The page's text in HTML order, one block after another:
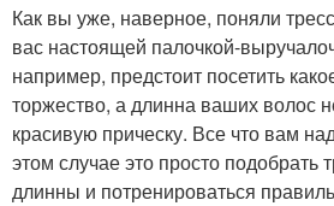
Как вы уже, наверное, поняли
вас настоящей палочкой-
например, предстоит посетить
торжество, а длинна ваших волос
красивую прическу. Все что вам
этом случае это просто подобрать
длинны и потренироваться